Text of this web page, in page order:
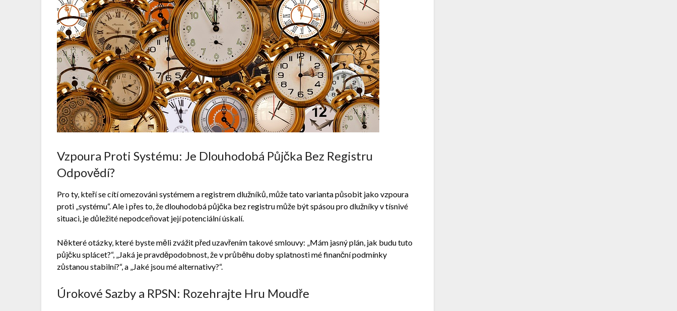
Vzpoura Proti Systému: Je Dlouhodobá Půjčka Bez Registru
Odpovědí?
Pro ty, kteří se cítí omezováni systémem a registrem dlužníků, může tato varianta působit jako vzpoura
proti „systému“. Ale i přes to, že dlouhodobá půjčka bez registru může být spásou pro dlužníky v tísnivé
situaci, je důležité nepodceňovat její potenciální úskalí.
Některé otázky, které byste měli zvážit před uzavřením takové smlouvy: „Mám jasný plán, jak budu tuto
půjčku splácet?“, „Jaká je pravděpodobnost, že v průběhu doby splatnosti mé finanční podmínky
zůstanou stabilní?“, a „Jaké jsou mé alternativy?“.
Úrokové Sazby a RPSN: Rozehrajte Hru Moudře